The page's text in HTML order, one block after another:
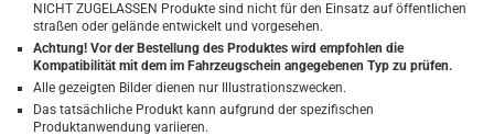
NICHT ZUGELASSEN Produkte sind nicht für den Einsatz auf öffentlichen
straßen oder gelände entwickelt und vorgesehen.
Achtung! Vor der Bestellung des Produktes wird empfohlen die
Kompatibilität mit dem im Fahrzeugschein angegebenen Typ zu prüfen.
Alle gezeigten Bilder dienen nur Illustrationszwecken.
Das tatsächliche Produkt kann aufgrund der spezifischen
Produktanwendung variieren.